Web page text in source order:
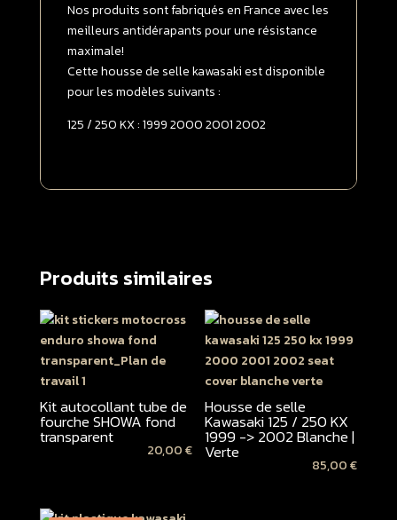
>
2002
Blanche
Nos produits sont fabriqués en France avec les
meilleurs antidérapants pour une résistance
maximale!
Cette housse de selle kawasaki est disponible
pour les modèles suivants :
125 / 250 KX : 1999 2000 2001 2002
Produits similaires
Kit autocollant tube de
fourche SHOWA fond
transparent
20,00€
Housse de selle
Kawasaki 125 / 250 KX
1999 -> 2002 Blanche |
Verte
85,00€